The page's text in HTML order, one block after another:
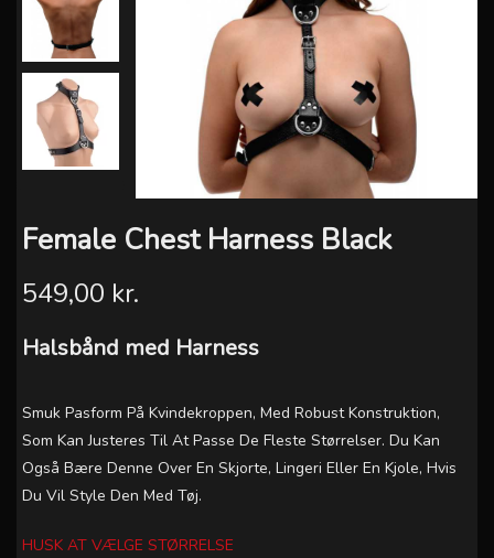
Female Chest Harness Black
549,00 kr.
Halsbånd med Harness
Smuk Pasform På Kvindekroppen, Med RObust Konstruktion,
Som KAn Justeres Til At Passe De Fleste Størrelser. Du Kan
Også Bære Denne Over En Skjorte, Lingeri Eller En Kjole, Hvis
Du Vil Style Den Med Tøj.
HUSK AT VÆLGE STØRRELSE